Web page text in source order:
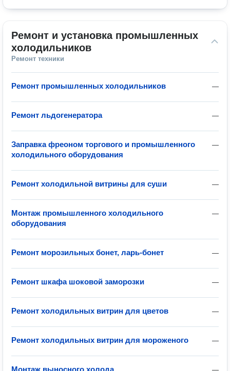
Ремонт и установка промышленных
холодильников
Ремонт техники
—
Ремонт промышленных холодильников
—
Ремонт льдогенератора
—
Заправка фреоном торгового и промышленного
холодильного оборудования
—
Ремонт холодильной витрины для суши
—
Монтаж промышленного холодильного
оборудования
—
Ремонт морозильных бонет, ларь-бонет
—
Ремонт шкафа шоковой заморозки
—
Ремонт холодильных витрин для цветов
—
Ремонт холодильных витрин для мороженого
Монтаж выносного холода